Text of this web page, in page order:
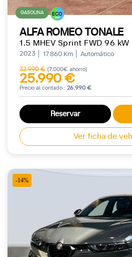
GASOLINA ECO
ALFA ROMEO TONALE
1.5 MHEV Sprint FWD 96 kW
2023 17.860 Km Automático
32.990 € (7.000€ ahorro)
25.990 €
Precio al contado : 26.990 €
Reservar
Ver ficha de
-14%